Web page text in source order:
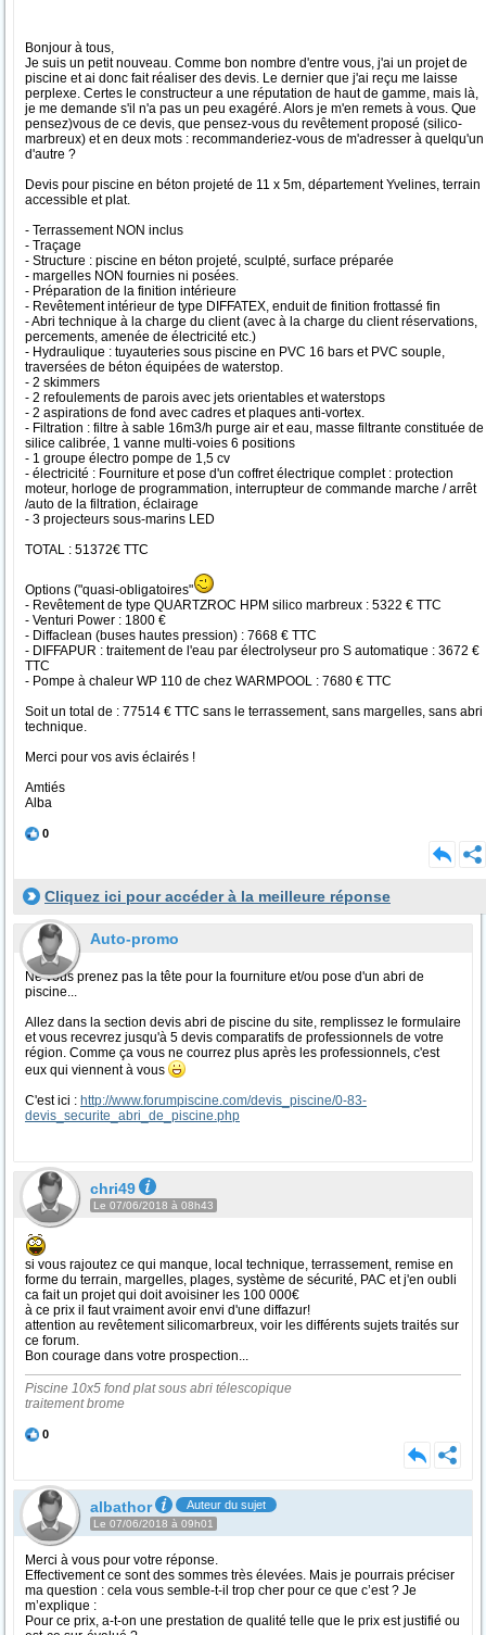
Bonjour à tous,
Je suis un petit nouveau. Comme bon nombre d'entre vous, j'ai un projet de
piscine et ai donc fait réaliser des devis. Le dernier que j'ai reçu me laisse
perplexe. Certes le constructeur a une réputation de haut de gamme, mais là,
je me demande s'il n'a pas un peu exagéré. Alors je m'en remets à vous. Que
pensez)vous de ce devis, que pensez-vous du revêtement proposé (silico-
marbreux) et en deux mots : recommanderiez-vous de m'adresser à quelqu'un
d'autre ?
Devis pour piscine en béton projeté de 11 x 5m, département Yvelines, terrain
accessible et plat.
- Terrassement NON inclus
- Traçage
- Structure : piscine en béton projeté, sculpté, surface préparée
- margelles NON fournies ni posées.
- Préparation de la finition intérieure
- Revêtement intérieur de type DIFFATEX, enduit de finition frottassé fin
- Abri technique à la charge du client (avec à la charge du client réservations,
percements, amenée de électricité etc.)
- Hydraulique : tuyauteries sous piscine en PVC 16 bars et PVC souple,
traversées de béton équipées de waterstop.
- 2 skimmers
- 2 refoulements de parois avec jets orientables et waterstops
- 2 aspirations de fond avec cadres et plaques anti-vortex.
- Filtration : filtre à sable 16m3/h purge air et eau, masse filtrante constituée de
silice calibrée, 1 vanne multi-voies 6 positions
- 1 groupe électro pompe de 1,5 cv
- électricité : Fourniture et pose d'un coffret électrique complet : protection
moteur, horloge de programmation, interrupteur de commande marche / arrêt
/auto de la filtration, éclairage
- 3 projecteurs sous-marins LED
TOTAL : 51372€ TTC
Options ("quasi-obligatoires"
- Revêtement de type QUARTZROC HPM silico marbreux : 5322 € TTC
- Venturi Power : 1800 €
- Diffaclean (buses hautes pression) : 7668 € TTC
- DIFFAPUR : traitement de l'eau par électrolyseur pro S automatique : 3672 €
TTC
- Pompe à chaleur WP 110 de chez WARMPOOL : 7680 € TTC
Soit un total de : 77514 € TTC sans le terrassement, sans margelles, sans abri
technique.
Merci pour vos avis éclairés !
Amtiés
Alba
0
Cliquez ici pour accéder à la meilleure réponse
Auto-promo
Ne vous prenez pas la tête pour la fourniture et/ou pose d'un abri de
piscine...
Allez dans la section devis abri de piscine du site, remplissez le formulaire
et vous recevrez jusqu'à 5 devis comparatifs de professionnels de votre
région. Comme ça vous ne courrez plus après les professionnels, c'est
eux qui viennent à vous
C'est ici : http://www.forumpiscine.com/devis_piscine/0-83-
devis_securite_abri_de_piscine.php
chri49
Le 07/06/2018 à 08h43
si vous rajoutez ce qui manque, local technique, terrassement, remise en
forme du terrain, margelles, plages, système de sécurité, PAC et j'en oubli
ca fait un projet qui doit avoisiner les 100 000€
à ce prix il faut vraiment avoir envi d'une diffazur!
attention au revêtement silicomarbreux, voir les différents sujets traités sur
ce forum.
Bon courage dans votre prospection...
Piscine 10x5 fond plat sous abri télescopique
traitement brome
0
albathor Auteur du sujet
Le 07/06/2018 à 09h01
Merci à vous pour votre réponse.
Effectivement ce sont des sommes très élevées. Mais je pourrais préciser
ma question : cela vous semble-t-il trop cher pour ce que c’est ? Je
m’explique :
Pour ce prix, a-t-on une prestation de qualité telle que le prix est justifié ou